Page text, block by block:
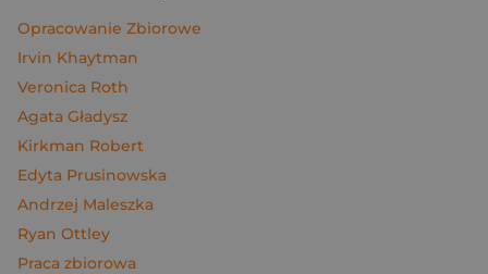
Opracowanie Zbiorowe
Irvin Khaytman
Veronica Roth
Agata Gładysz
Kirkman Robert
Edyta Prusinowska
Andrzej Maleszka
Ryan Ottley
Praca zbiorowa